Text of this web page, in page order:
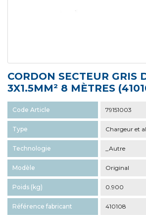
CORDON SECTEUR GRIS
3X1.5MM² 8 MÈTRES
Code Article 79151003
Type Chargeur et
Technologie _Autre
Modèle Original
Poids (kg) 0.900
Référence fabricant 410108